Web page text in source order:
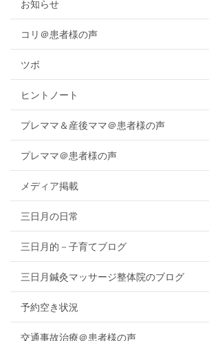
お知らせ
コリ＠患者様の声
ツボ
ヒントノート
プレママ＆産後ママ＠患者様の声
プレママ＠患者様の声
メディア掲載
三日月の日常
三日月的－子育てブログ
三日月鍼灸マッサージ整体院のブログ
予約空き状況
交通事故治療＠患者様の声